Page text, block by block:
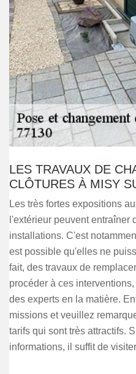
LES TRAVAUX DE
CLÔTURES À MISY
Les très fortes expositions
l'extérieur peuvent entraîner
installations. C'est
est possible qu'elles ne
fait, des travaux de
procéder à ces
des experts en la matière.
missions et veuillez
tarifs qui sont très attractifs.
informations, il suffit de